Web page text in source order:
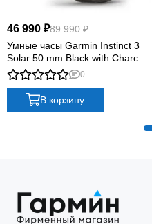
солнечную зарядку,
спортивные режимы и
Power Glass, корпус
полимера, 10 ATM и
рассчитаны на
46 990 ₽89 990 ₽
Умные часы Garmin Instinct 3
Solar 50 mm Black with Charcoal
Band
0
В корзину